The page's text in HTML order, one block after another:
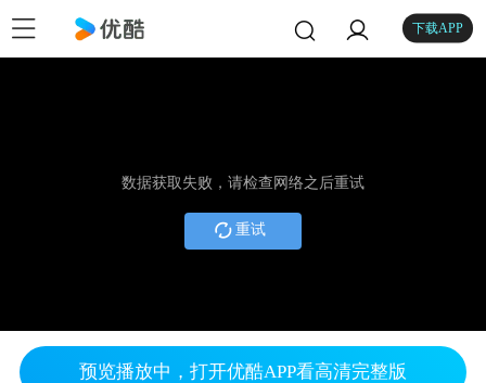
下载APP
数据获取失败，请检查网络之后重试
重试
预览播放中，打开优酷APP看高清完整版